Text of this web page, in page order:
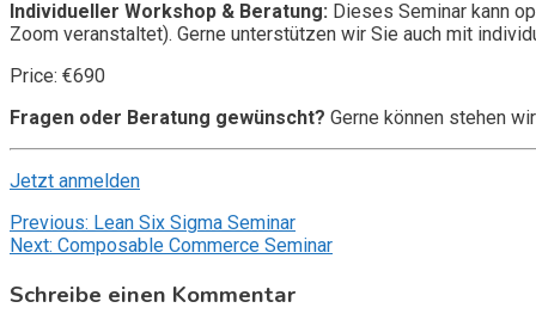
Individueller Workshop & Beratung: Dieses Seminar kann
Zoom veranstaltet). Gerne unterstützen wir Sie auch mit
Price: €690
Fragen oder Beratung gewünscht? Gerne können stehen
Jetzt anmelden
Beitragsnavigation
Previous: Lean Six Sigma Seminar
Next: Composable Commerce Seminar
Schreibe einen Kommentar